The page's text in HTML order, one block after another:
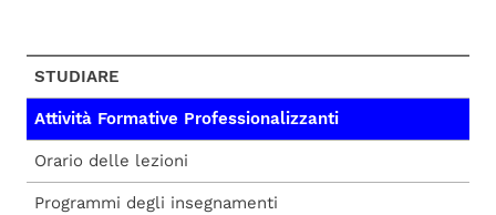
STUDIARE
Attività Formative Professionalizzanti
Orario delle lezioni
Programmi degli insegnamenti